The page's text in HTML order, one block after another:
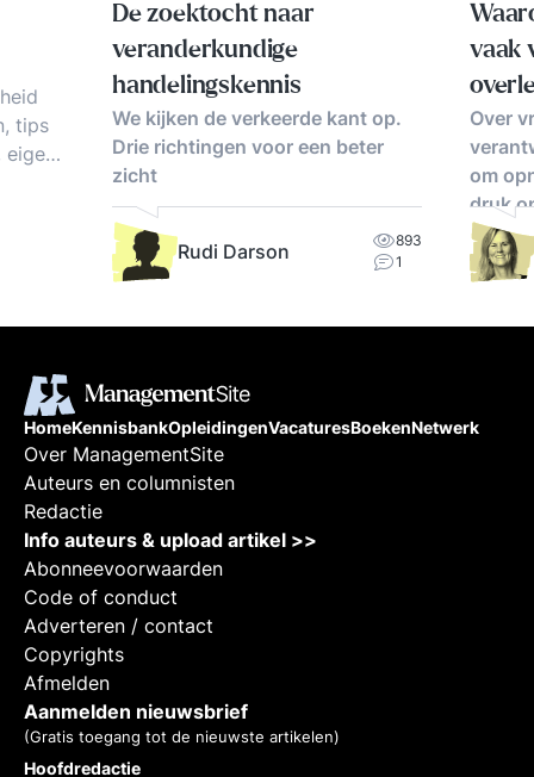
tips
eigen
De zoektocht naar
veranderkundige
handelingskennis
We kijken de verkeerde kant op.
Drie richtingen voor een beter
zicht
Rudi Darson
893
1
vaak
Over
om
druk
HomeKennisbankOpleidingenVacaturesBoekenNetwerk
Over ManagementSite
Auteurs en columnisten
Redactie
Info auteurs & upload artikel >>
Abonneevoorwaarden
Code of conduct
Adverteren / contact
Copyrights
Afmelden
Aanmelden nieuwsbrief
(Gratis toegang tot de nieuwste artikelen)
Hoofdredactie